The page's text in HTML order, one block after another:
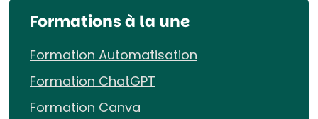
Formations à la une
Formation Automatisation
Formation ChatGPT
Formation Canva